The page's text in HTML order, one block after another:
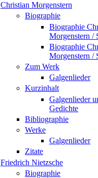
Christian Morgenstern
Biographie
Biographie
Morgenstern /
Biographie
Morgenstern /
Zum Werk
Galgenlieder
Kurzinhalt
Galgenlieder
Gedichte
Bibliographie
Werke
Galgenlieder
Zitate
Friedrich Nietzsche
Biographie